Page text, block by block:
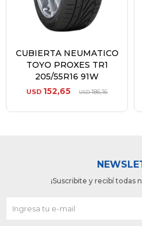
CUBIERTA NEUMATICO
TOYO PROXES TR1
205/55R16 91W
USD 152,65 USD186,16
¡Suscribite y recibí todas